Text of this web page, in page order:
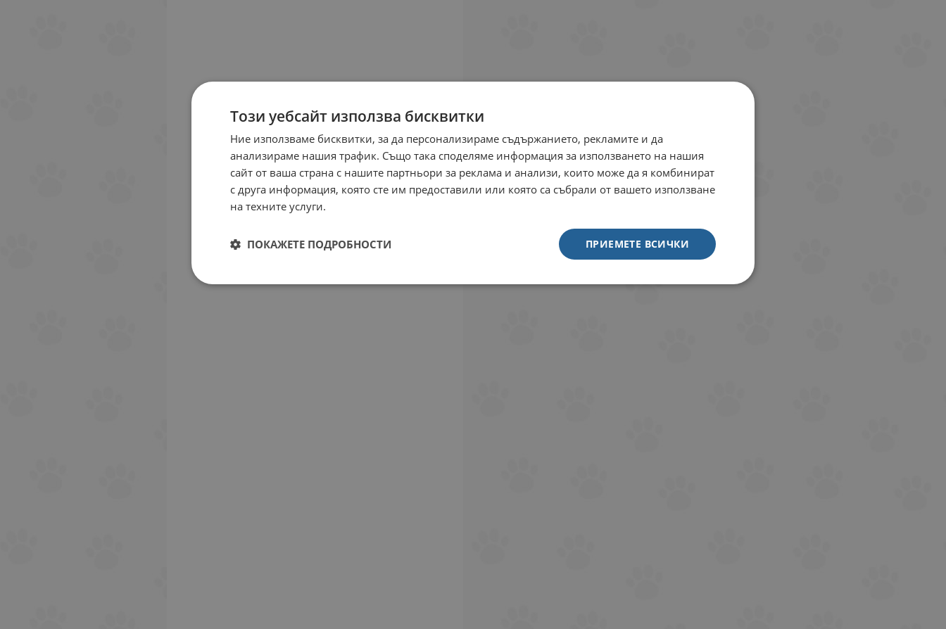
Този уебсайт използва бисквитки
Ние използваме бисквитки, за да персонализираме съдържанието, рекламите и да
анализираме нашия трафик. Също така споделяме информация за използването на нашия
сайт от ваша страна с нашите партньори за реклама и анализи, които може да я комбинират
с друга информация, която сте им предоставили или която са събрали от вашето използване
на техните услуги.
ПРИЕМЕТЕ ВСИЧКИ
ПОКАЖЕТЕ ПОДРОБНОСТИ